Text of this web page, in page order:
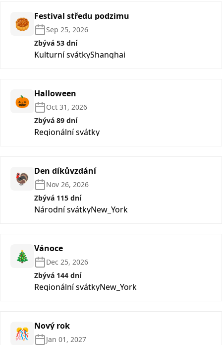
🥮 Festival středu podzimu
Sep 25, 2026
Zbývá 53 dní
Kulturní svátkyShanghai
🎃 Halloween
Oct 31, 2026
Zbývá 89 dní
Regionální svátky
🦃 Den díkůvzdání
Nov 26, 2026
Zbývá 115 dní
Národní svátkyNew_York
🎄 Vánoce
Dec 25, 2026
Zbývá 144 dní
Regionální svátkyNew_York
🎊 Nový rok
Jan 01, 2027